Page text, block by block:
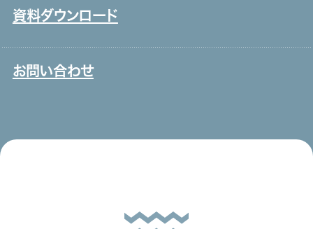
外国人雇用
資料ダウンロード
お問い合わせ